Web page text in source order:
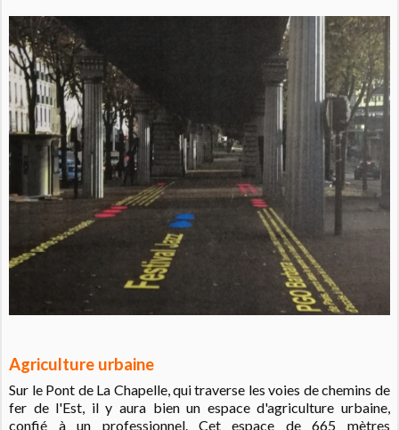
Agriculture urbaine
Sur le Pont de La Chapelle, qui traverse les voies de chemins de
fer de l'Est, il y aura bien un espace d'agriculture urbaine,
confié à un professionnel. Cet espace de 665 mètres